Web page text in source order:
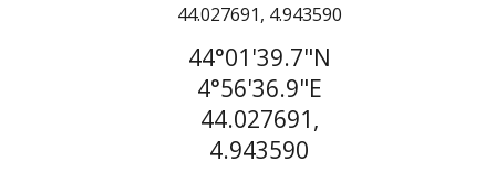
44°01'39.7"N
4°56'36.9"E
44.027691,
4.943590